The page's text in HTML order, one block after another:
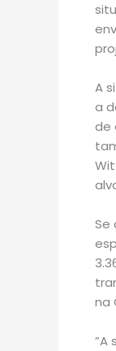
A
a
de
Se
na
”A